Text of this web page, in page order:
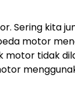
Sering kita
motor
motor tidak